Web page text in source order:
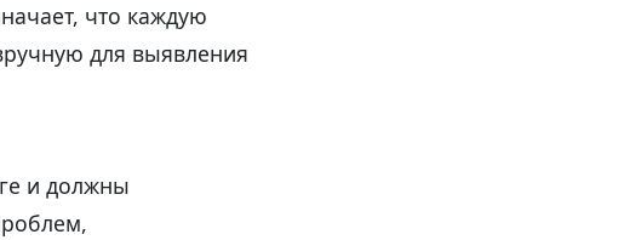
что каждую
для выявления
и должны